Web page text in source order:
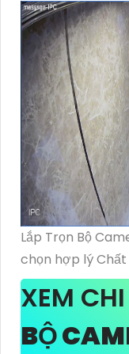
Lắp Trọn Bộ
chọn hợp lý
XEM
BỘ